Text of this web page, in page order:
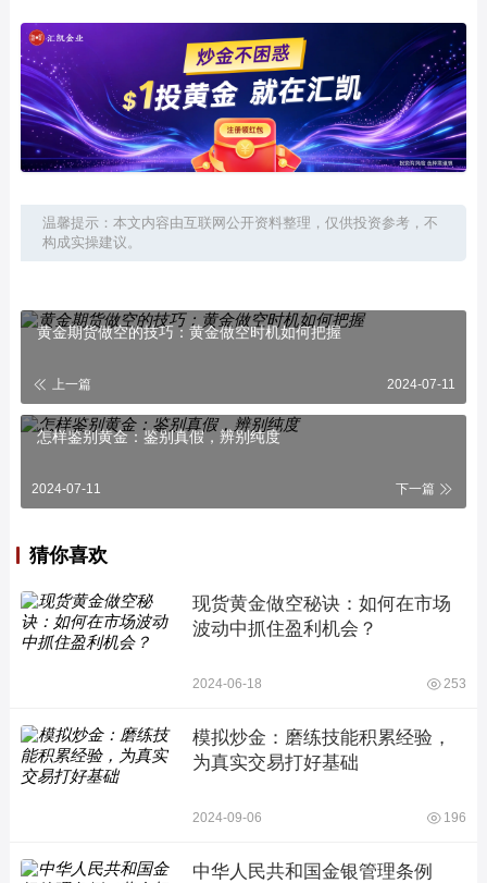
温馨提示：本文内容由互联网公开资料整理，仅供投资参考，不
构成实操建议。
黄金期货做空的技巧：黄金做空时机如何把握
上一篇 2024-07-11
怎样鉴别黄金：鉴别真假，辨别纯度
2024-07-11 下一篇
猜你喜欢
现货黄金做空秘诀：如何在市场
波动中抓住盈利机会？
2024-06-18 253
模拟炒金：磨练技能积累经验，
为真实交易打好基础
2024-09-06 196
中华人民共和国金银管理条例